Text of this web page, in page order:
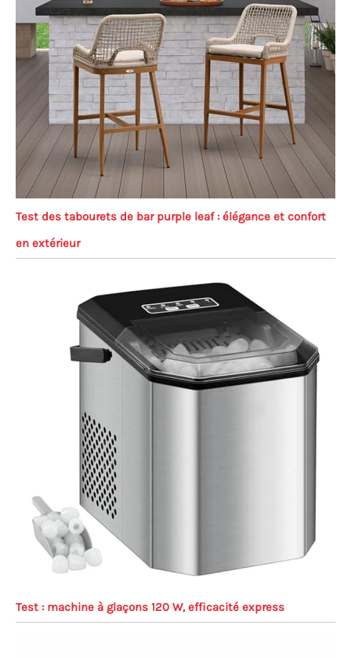
Test des tabourets de bar purple leaf : élégance et confort
en extérieur
Test : machine à glaçons 120 W, efficacité express